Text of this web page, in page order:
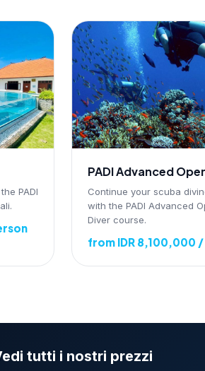
PADI
PADI Advanced
Continue your scuba
with the PADI Advanced
Diver course.
from IDR 8,100,000
tutti i nostri prezzi